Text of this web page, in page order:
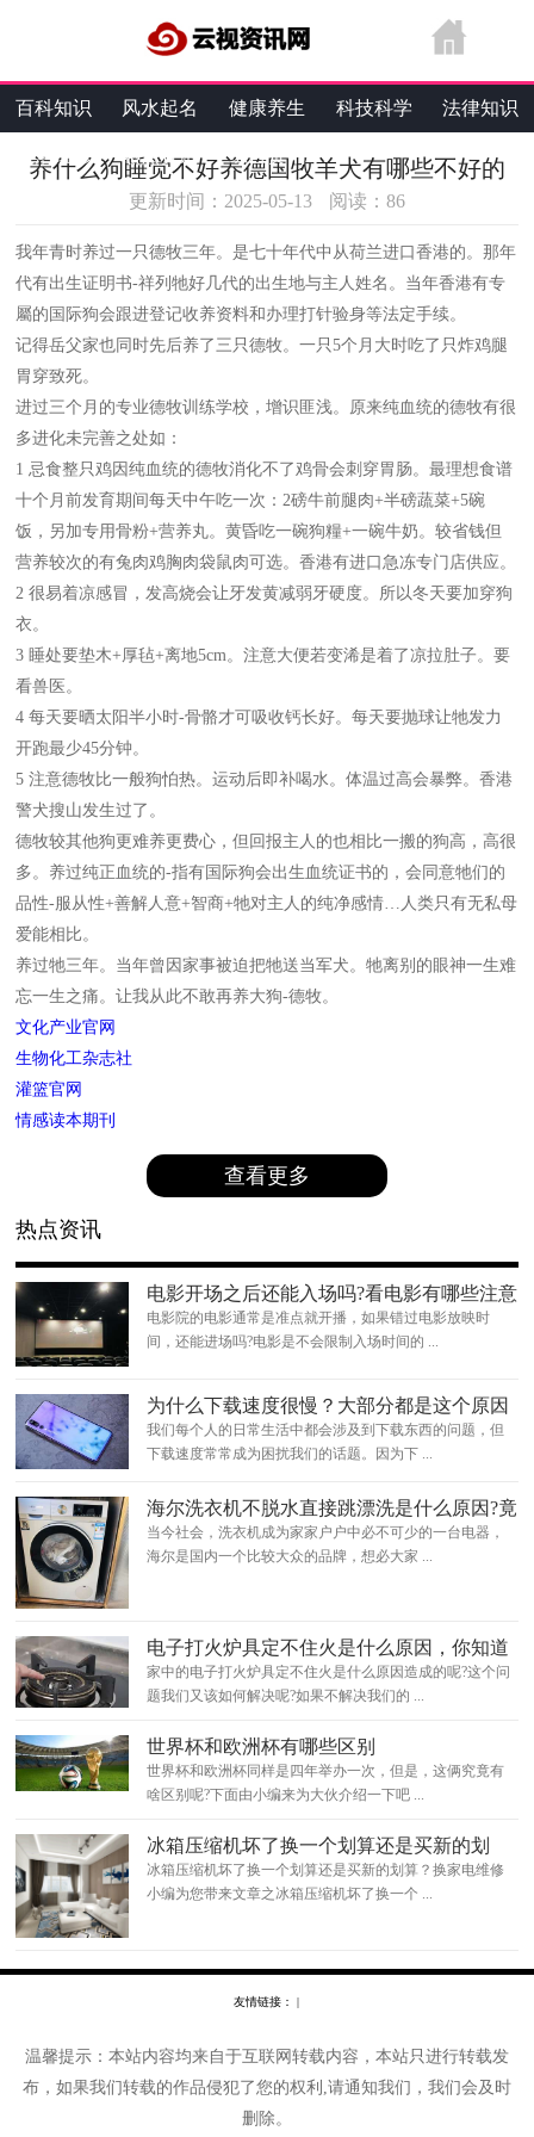
百科知识 风水起名 健康养生 科技科学 法律知识
生活维修 热点资讯 综合资讯
养什么狗睡觉不好养德国牧羊犬有哪些不好的
更新时间：2025-05-13 阅读： 86
我年青时养过一只德牧三年。是七十年代中从荷兰进口香港的。那年
代有出生证明书-祥列牠好几代的出生地与主人姓名。当年香港有专
屬的国际狗会跟进登记收养资料和办理打针验身等法定手续。
记得岳父家也同时先后养了三只德牧。一只5个月大时吃了只炸鸡腿
胃穿致死。
进过三个月的专业德牧训练学校，增识匪浅。原来纯血统的德牧有很
多进化未完善之处如：
1 忌食整只鸡因纯血统的德牧消化不了鸡骨会刺穿胃肠。最理想食谱
十个月前发育期间每天中午吃一次：2磅牛前腿肉+半磅蔬菜+5碗
饭，另加专用骨粉+营养丸。黄昏吃一碗狗糧+一碗牛奶。较省钱但
营养较次的有兔肉鸡胸肉袋鼠肉可选。香港有进口急冻专门店供应。
2 很易着凉感冒，发高烧会让牙发黄减弱牙硬度。所以冬天要加穿狗
衣。
3 睡处要垫木+厚毡+离地5cm。注意大便若变浠是着了凉拉肚子。要
看兽医。
4 每天要晒太阳半小时-骨骼才可吸收钙长好。每天要抛球让牠发力
开跑最少45分钟。
5 注意德牧比一般狗怕热。运动后即补喝水。体温过高会暴弊。香港
警犬搜山发生过了。
德牧较其他狗更难养更费心，但回报主人的也相比一搬的狗高，高很
多。养过纯正血统的-指有国际狗会出生血统证书的，会同意牠们的
品性-服从性+善解人意+智商+牠对主人的纯净感情…人类只有无私母
爱能相比。
养过牠三年。当年曾因家事被迫把牠送当军犬。牠离别的眼神一生难
忘一生之痛。让我从此不敢再养大狗-德牧。
文化产业官网
生物化工杂志社
灌篮官网
情感读本期刊
查看更多
热点资讯
电影开场之后还能入场吗?看电影有哪些注意
事项?
电影院的电影通常是准点就开播，如果错过电影放映时
间，还能进场吗?电影是不会限制入场时间的 ...
为什么下载速度很慢？大部分都是这个原因
我们每个人的日常生活中都会涉及到下载东西的问题，但
下载速度常常成为困扰我们的话题。因为下 ...
海尔洗衣机不脱水直接跳漂洗是什么原因?竟
然是这样
当今社会，洗衣机成为家家户户中必不可少的一台电器，
海尔是国内一个比较大众的品牌，想必大家 ...
电子打火炉具定不住火是什么原因，你知道
怎么处理吗？
家中的电子打火炉具定不住火是什么原因造成的呢?这个问
题我们又该如何解决呢?如果不解决我们的 ...
世界杯和欧洲杯有哪些区别
世界杯和欧洲杯同样是四年举办一次，但是，这俩究竟有
啥区别呢?下面由小编来为大伙介绍一下吧 ...
冰箱压缩机坏了换一个划算还是买新的划
算？换
冰箱压缩机坏了换一个划算还是买新的划算？换家电维修
小编为您带来文章之冰箱压缩机坏了换一个 ...
友情链接： |
温馨提示：本站内容均来自于互联网转载内容，本站只进行转载发
布，如果我们转载的作品侵犯了您的权利,请通知我们，我们会及时
删除。